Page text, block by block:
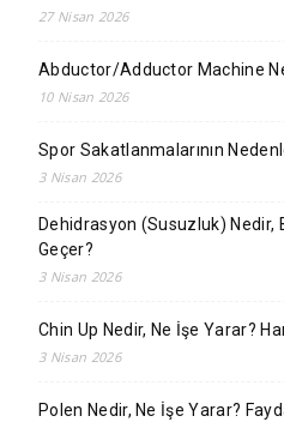
27 Nisan 2026
Abductor/Adductor Machine Ne
10 Nisan 2026
Spor Sakatlanmalarının
3 Nisan 2026
Dehidrasyon (Susuzluk) Nedir,
Geçer?
3 Nisan 2026
Chin Up Nedir, Ne İşe Yarar?
3 Nisan 2026
Polen Nedir, Ne İşe Yarar?